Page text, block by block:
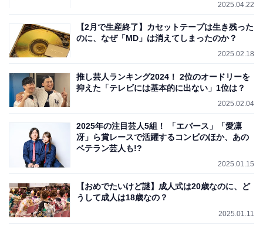
2025.04.22
【2月で生産終了】カセットテープは生き残った
のに、なぜ「MD」は消えてしまったのか？
2025.02.18
推し芸人ランキング2024！ 2位のオードリーを
抑えた「テレビには基本的に出ない」1位は？
2025.02.04
2025年の注目芸人5組！ 「エバース」「愛凛
冴」ら賞レースで活躍するコンビのほか、あの
ベテラン芸人も!?
2025.01.15
【おめでたいけど謎】成人式は20歳なのに、ど
うして成人は18歳なの？
2025.01.11